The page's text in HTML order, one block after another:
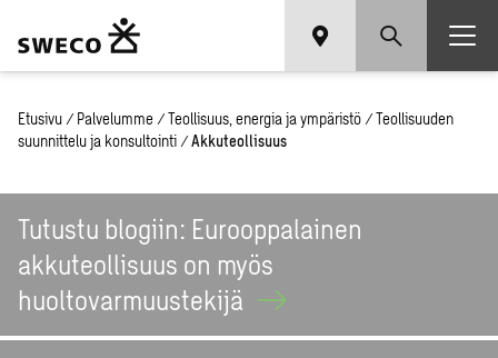
Etusivu / Palvelumme / Teollisuus, energia ja ympäristö / Teollisuuden
suunnittelu ja konsultointi / Akkuteollisuus
Tutustu blogiin: Eurooppalainen
akkuteollisuus on myös
huoltovarmuustekijä